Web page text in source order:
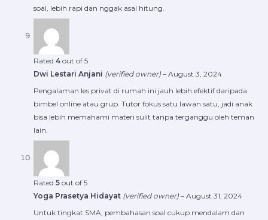
soal, lebih rapi dan nggak asal hitung.
Rated 4 out of 5
Dwi Lestari Anjani (verified owner) – August 3, 2024
Pengalaman les privat di rumah ini jauh lebih efektif daripada
bimbel online atau grup. Tutor fokus satu lawan satu, jadi anak
bisa lebih memahami materi sulit tanpa terganggu oleh teman
lain.
Rated 5 out of 5
Yoga Prasetya Hidayat (verified owner) – August 31, 2024
Untuk tingkat SMA, pembahasan soal cukup mendalam dan